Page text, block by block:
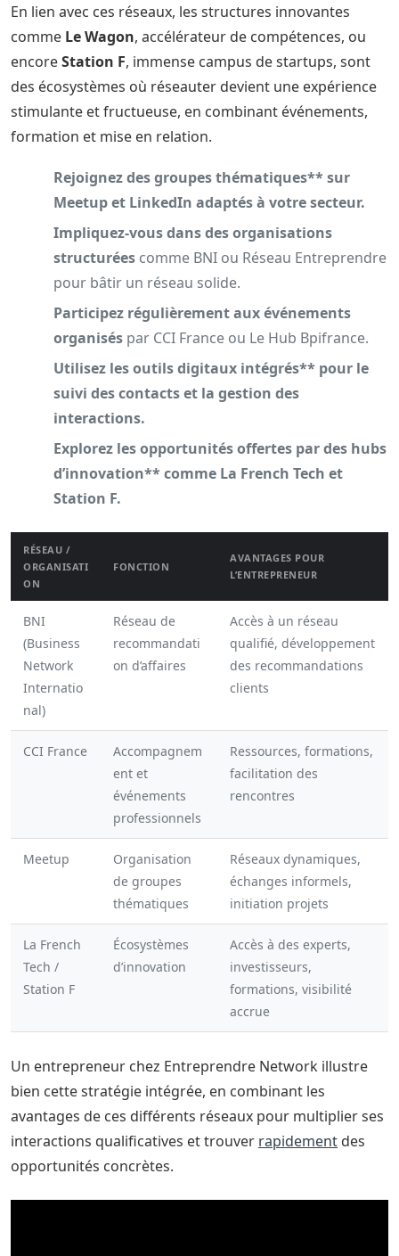
En lien avec ces réseaux, les structures innovantes
comme Le Wagon, accélérateur de compétences, ou
encoreStation F, immense campus de startups, sont
des écosystèmes où réseauter devient une expérience
stimulante et fructueuse, en combinant événements,
formation et mise en relation.
Rejoignez des groupes thématiques** sur
Meetup et LinkedIn adaptés à votre secteur.
Impliquez-vous dans des organisations
structurées comme BNI ou Réseau Entreprendre
pour bâtir un réseau solide.
Participez régulièrement aux événements
organisés par CCI France ou Le Hub Bpifrance.
Utilisez les outils digitaux intégrés** pour le
suivi des contacts et la gestion des
interactions.
Explorez les opportunités offertes par des hubs
d’innovation** comme La French Tech et
Station F.
RÉSEAU /
ORGANISATI
ON
FONCTION
AVANTAGES POUR
L’ENTREPRENEUR
BNI
(Business
Network
Internatio
nal)
Réseau de
recommandati
on d’affaires
Accès à un réseau
qualifié, développement
des recommandations
clients
CCI France
Accompagnem
ent et
événements
professionnels
Ressources, formations,
facilitation des
rencontres
Meetup
Organisation
de groupes
thématiques
Réseaux dynamiques,
échanges informels,
initiation projets
La French
Tech /
Station F
Écosystèmes
d’innovation
Accès à des experts,
investisseurs,
formations, visibilité
accrue
Un entrepreneur chez Entreprendre Network illustre
bien cette stratégie intégrée, en combinant les
avantages de ces différents réseaux pour multiplier ses
interactions qualificatives et trouver rapidement des
opportunités concrètes.